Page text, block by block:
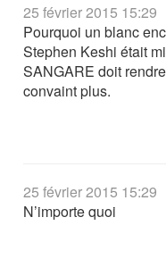
25 février 2015 15:29
Pourquoi un blanc
Stephen Keshi était
SANGARE doit
convaint plus.
25 février 2015 15:29
N’importe quoi